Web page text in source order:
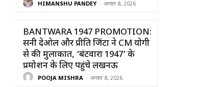
HIMANSHU PANDEY - अगस्त 8, 2026
BANTWARA 1947 PROMOTION:
सनी देओल और प्रीति जिंटा ने CM योगी
से की मुलाकात, ‘बंटवारा 1947’ के
प्रमोशन के लिए पहुंचे लखनऊ
POOJA MISHRA - अगस्त 8, 2026